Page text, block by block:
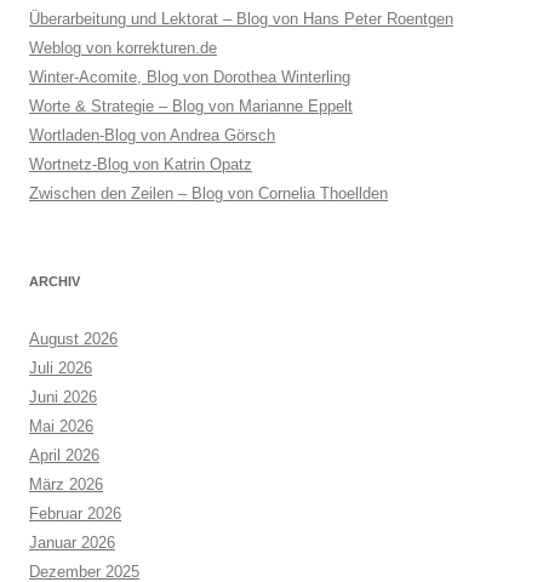
Überarbeitung und Lektorat – Blog von Hans Peter Roentgen
Weblog von korrekturen.de
Winter-Acomite, Blog von Dorothea Winterling
Worte & Strategie – Blog von Marianne Eppelt
Wortladen-Blog von Andrea Görsch
Wortnetz-Blog von Katrin Opatz
Zwischen den Zeilen – Blog von Cornelia Thoellden
ARCHIV
August 2026
Juli 2026
Juni 2026
Mai 2026
April 2026
März 2026
Februar 2026
Januar 2026
Dezember 2025